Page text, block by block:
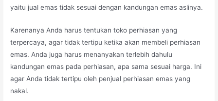
yaitu jual emas tidak sesuai dengan kandungan emas aslinya.
Karenanya Anda harus tentukan toko perhiasan yang
terpercaya, agar tidak tertipu ketika akan membeli perhiasan
emas. Anda juga harus menanyakan terlebih dahulu
kandungan emas pada perhiasan, apa sama sesuai harga. Ini
agar Anda tidak tertipu oleh penjual perhiasan emas yang
nakal.